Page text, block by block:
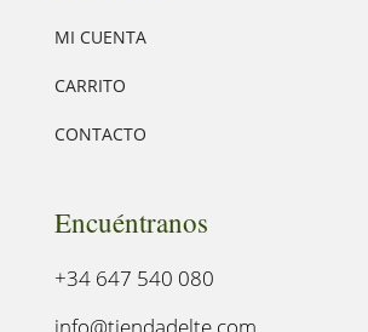
MI CUENTA
CARRITO
CONTACTO
Encuéntranos
+34 647 540 080